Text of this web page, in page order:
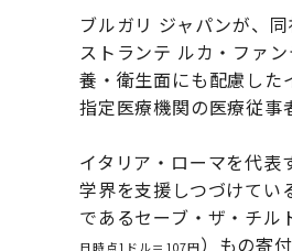
ブルガリ ジャパンが、
ストランテ ルカ・ファ
養・衛生面にも配慮した
指定医療機関の医療従事
イタリア・ローマを代
学界を支援しつづけてい
であるセーブ・ザ・チ
日時点1ドル＝107円）もの寄